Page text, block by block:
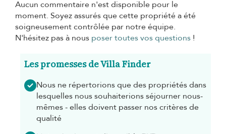
Aucun commentaire n'est disponible pour le
moment. Soyez assurés que cette propriété a été
soigneusement contrôlée par notre équipe.
N'hésitez pas à nous poser toutes vos questions !
Les promesses de Villa Finder
Nous ne répertorions que des propriétés dans
lesquelles nous souhaiterions séjourner nous-
mêmes - elles doivent passer nos critères de
qualité